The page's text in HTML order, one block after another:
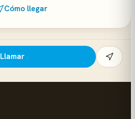
Cómo llegar
Llamar